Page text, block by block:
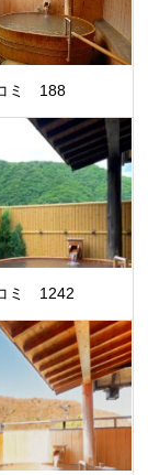
ミ 188
ミ 1242